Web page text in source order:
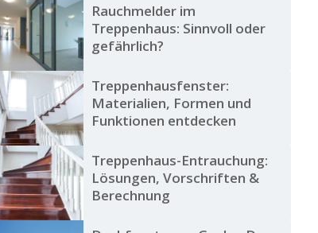
Rauchmelder im
Treppenhaus: Sinnvoll oder
gefährlich?
Treppenhausfenster:
Materialien, Formen und
Funktionen entdecken
Treppenhaus-Entrauchung:
Lösungen, Vorschriften &
Berechnung